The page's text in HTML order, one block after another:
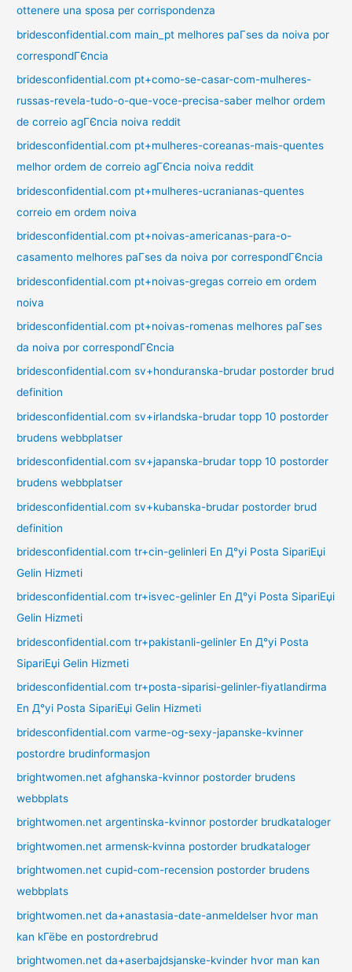
ottenere una sposa per corrispondenza
bridesconfidential.com main_pt melhores paГ­ses da noiva por
correspondГЄncia
bridesconfidential.com pt+como-se-casar-com-mulheres-
russas-revela-tudo-o-que-voce-precisa-saber melhor ordem
de correio agГЄncia noiva reddit
bridesconfidential.com pt+mulheres-coreanas-mais-quentes
melhor ordem de correio agГЄncia noiva reddit
bridesconfidential.com pt+mulheres-ucranianas-quentes
correio em ordem noiva
bridesconfidential.com pt+noivas-americanas-para-o-
casamento melhores paГ­ses da noiva por correspondГЄncia
bridesconfidential.com pt+noivas-gregas correio em ordem
noiva
bridesconfidential.com pt+noivas-romenas melhores paГ­ses
da noiva por correspondГЄncia
bridesconfidential.com sv+honduranska-brudar postorder brud
definition
bridesconfidential.com sv+irlandska-brudar topp 10 postorder
brudens webbplatser
bridesconfidential.com sv+japanska-brudar topp 10 postorder
brudens webbplatser
bridesconfidential.com sv+kubanska-brudar postorder brud
definition
bridesconfidential.com tr+cin-gelinleri En Д°yi Posta SipariЕџi
Gelin Hizmeti
bridesconfidential.com tr+isvec-gelinler En Д°yi Posta SipariЕџi
Gelin Hizmeti
bridesconfidential.com tr+pakistanli-gelinler En Д°yi Posta
SipariЕџi Gelin Hizmeti
bridesconfidential.com tr+posta-siparisi-gelinler-fiyatlandirma
En Д°yi Posta SipariЕџi Gelin Hizmeti
bridesconfidential.com varme-og-sexy-japanske-kvinner
postordre brudinformasjon
brightwomen.net afghanska-kvinnor postorder brudens
webbplats
brightwomen.net argentinska-kvinnor postorder brudkataloger
brightwomen.net armensk-kvinna postorder brudkataloger
brightwomen.net cupid-com-recension postorder brudens
webbplats
brightwomen.net da+anastasia-date-anmeldelser hvor man
kan kГёbe en postordrebrud
brightwomen.net da+aserbajdsjanske-kvinder hvor man kan